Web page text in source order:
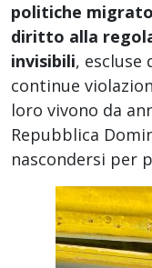
politiche
diritto alla
invisibili, escluse
continue
loro vivono da
Repubblica
nascondersi per